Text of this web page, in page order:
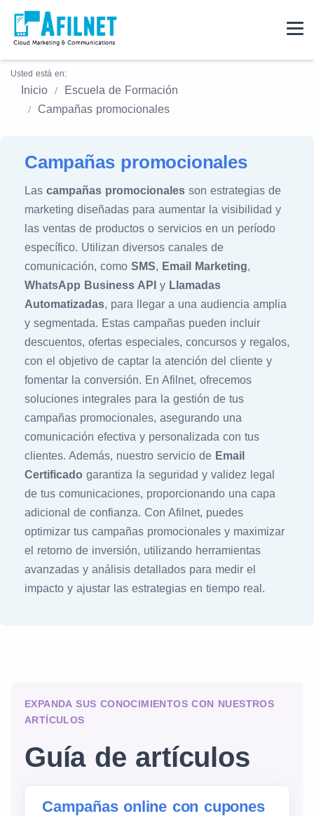
Usted está en:
Inicio
Escuela de Formación
Campañas promocionales
Campañas promocionales
Las campañas promocionales son estrategias de
marketing diseñadas para aumentar la visibilidad y
las ventas de productos o servicios en un período
específico. Utilizan diversos canales de
comunicación, como SMS, Email Marketing,
WhatsApp Business API y Llamadas
Automatizadas, para llegar a una audiencia amplia
y segmentada. Estas campañas pueden incluir
descuentos, ofertas especiales, concursos y regalos,
con el objetivo de captar la atención del cliente y
fomentar la conversión. En Afilnet, ofrecemos
soluciones integrales para la gestión de tus
campañas promocionales, asegurando una
comunicación efectiva y personalizada con tus
clientes. Además, nuestro servicio de Email
Certificado garantiza la seguridad y validez legal
de tus comunicaciones, proporcionando una capa
adicional de confianza. Con Afilnet, puedes
optimizar tus campañas promocionales y maximizar
el retorno de inversión, utilizando herramientas
avanzadas y análisis detallados para medir el
impacto y ajustar las estrategias en tiempo real.
EXPANDA SUS CONOCIMIENTOS CON NUESTROS
ARTÍCULOS
Guía de artículos
Campañas online con cupones